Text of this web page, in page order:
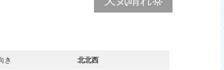
き
北北西